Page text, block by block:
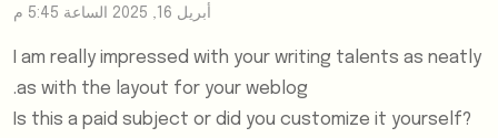
أبريل 16, 2025 الساعة 5:45 م
I am really impressed with your writing talents as neatly
as with the layout for your weblog.
Is this a paid subject or did you customize it yourself?